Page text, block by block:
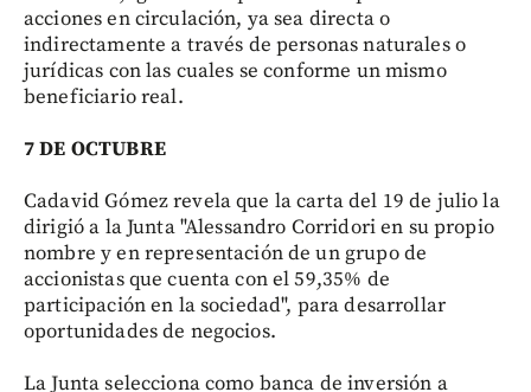
acciones en circulación, ya sea directa o
indirectamente a través de personas naturales o
jurídicas con las cuales se conforme un mismo
beneficiario real.
7 DE OCTUBRE
Cadavid Gómez revela que la carta del 19 de julio la
dirigió a la Junta "Alessandro Corridori en su propio
nombre y en representación de un grupo de
accionistas que cuenta con el 59,35% de
participación en la sociedad", para desarrollar
oportunidades de negocios.
La Junta selecciona como banca de inversión a